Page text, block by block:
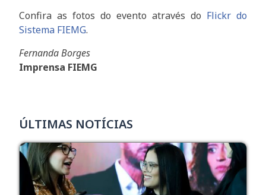
Confira as fotos do evento através do Flickr do
Sistema FIEMG.
Fernanda Borges
Imprensa FIEMG
ÚLTIMAS NOTÍCIAS